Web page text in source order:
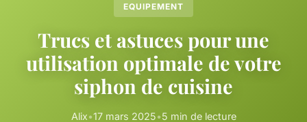
EQUIPEMENT
Trucs et astuces pour une
utilisation optimale de votre
siphon de cuisine
Alix•17 mars 2025•5 min de lecture